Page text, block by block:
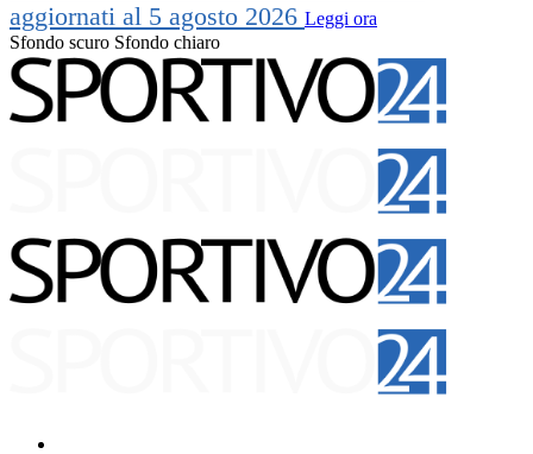
aggiornati al 5 agosto 2026 Leggi ora
Sfondo scuro Sfondo chiaro